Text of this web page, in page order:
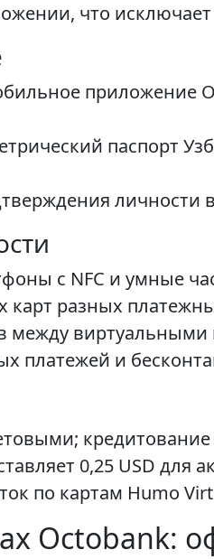
что
приложение
паспорт
личности
с NFC и умные
карт разных
платежей и
0,25 USD для
по картам Humo
Octobank: